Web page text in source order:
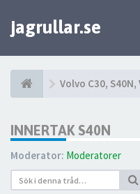
jagrullar.se
Volvo C30, S40N,
INNERTAK S40N
Moderator: Moderatorer